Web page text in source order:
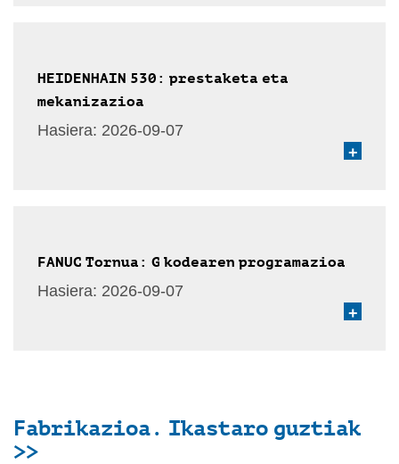
HEIDENHAIN 530: prestaketa eta
mekanizazioa
Hasiera: 2026-09-07
+
FANUC Tornua: G kodearen programazioa
Hasiera: 2026-09-07
+
Fabrikazioa. Ikastaro guztiak
>>